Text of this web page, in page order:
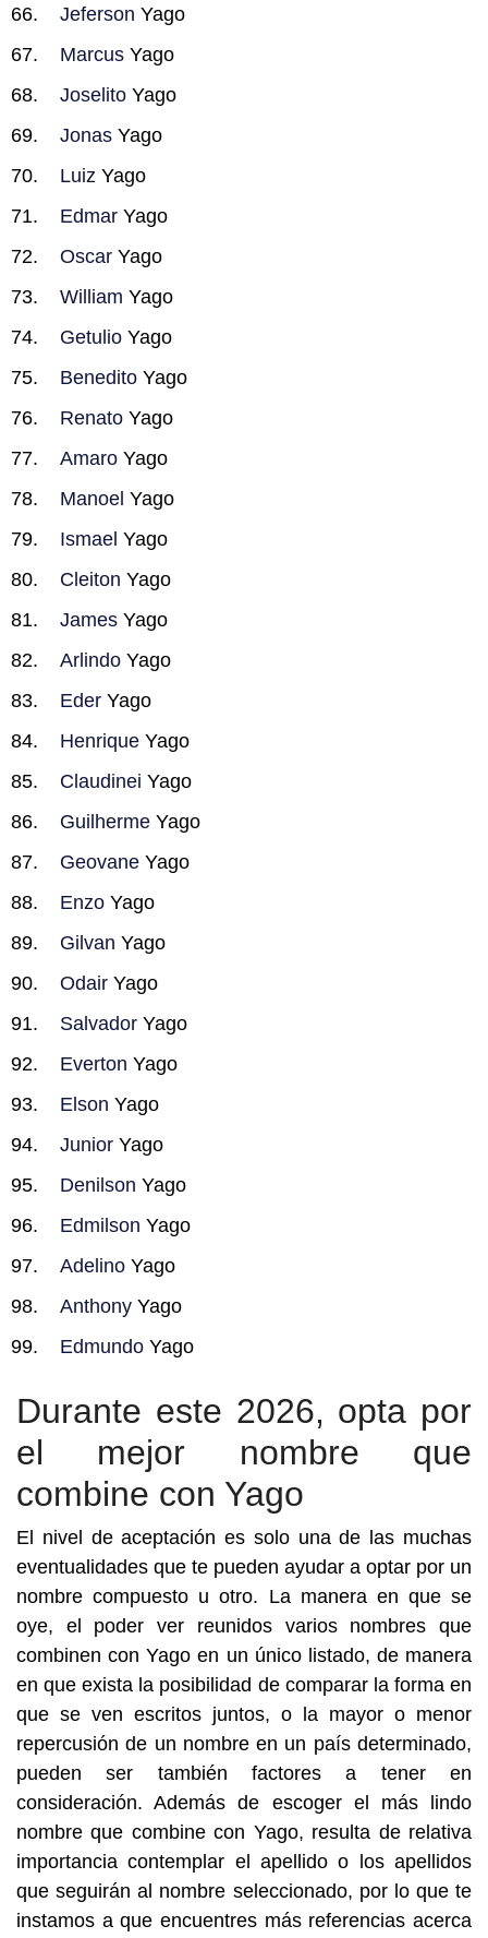
Jeferson Yago
Marcus Yago
Joselito Yago
Jonas Yago
Luiz Yago
Edmar Yago
Oscar Yago
William Yago
Getulio Yago
Benedito Yago
Renato Yago
Amaro Yago
Manoel Yago
Ismael Yago
Cleiton Yago
James Yago
Arlindo Yago
Eder Yago
Henrique Yago
Claudinei Yago
Guilherme Yago
Geovane Yago
Enzo Yago
Gilvan Yago
Odair Yago
Salvador Yago
Everton Yago
Elson Yago
Junior Yago
Denilson Yago
Edmilson Yago
Adelino Yago
Anthony Yago
Edmundo Yago
Durante este 2026, opta por
el mejor nombre que
combine con Yago
El nivel de aceptación es solo una de las muchas
eventualidades que te pueden ayudar a optar por un
nombre compuesto u otro. La manera en que se
oye, el poder ver reunidos varios nombres que
combinen con Yago en un único listado, de manera
en que exista la posibilidad de comparar la forma en
que se ven escritos juntos, o la mayor o menor
repercusión de un nombre en un país determinado,
pueden ser también factores a tener en
consideración. Además de escoger el más lindo
nombre que combine con Yago, resulta de relativa
importancia contemplar el apellido o los apellidos
que seguirán al nombre seleccionado, por lo que te
instamos a que encuentres más referencias acerca